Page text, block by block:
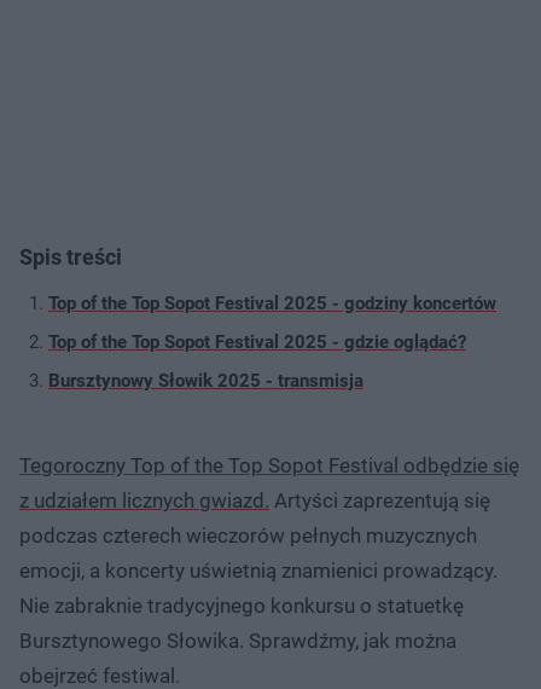
Spis treści
Top of the Top Sopot Festival 2025 - godziny koncertów
Top of the Top Sopot Festival 2025 - gdzie oglądać?
Bursztynowy Słowik 2025 - transmisja
Tegoroczny Top of the Top Sopot Festival odbędzie się
z udziałem licznych gwiazd. Artyści zaprezentują się
podczas czterech wieczorów pełnych muzycznych
emocji, a koncerty uświetnią znamienici prowadzący.
Nie zabraknie tradycyjnego konkursu o statuetkę
Bursztynowego Słowika. Sprawdźmy, jak można
obejrzeć festiwal.